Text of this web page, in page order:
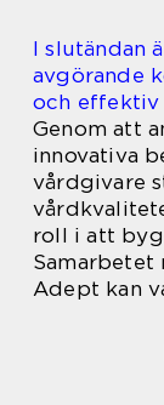
I slutändan
avgörande
och effektiv
Genom att
innovativa
vårdgivare
roll i att
Samarbetet
Adept kan